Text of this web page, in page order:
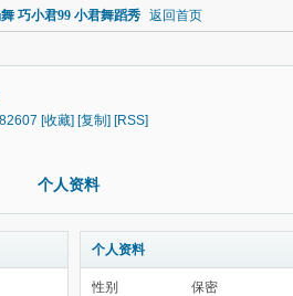
巧小君99 小君舞蹈秀 返回首页
[收藏] [复制] [RSS]
个人资料
个人资料
性别
保密